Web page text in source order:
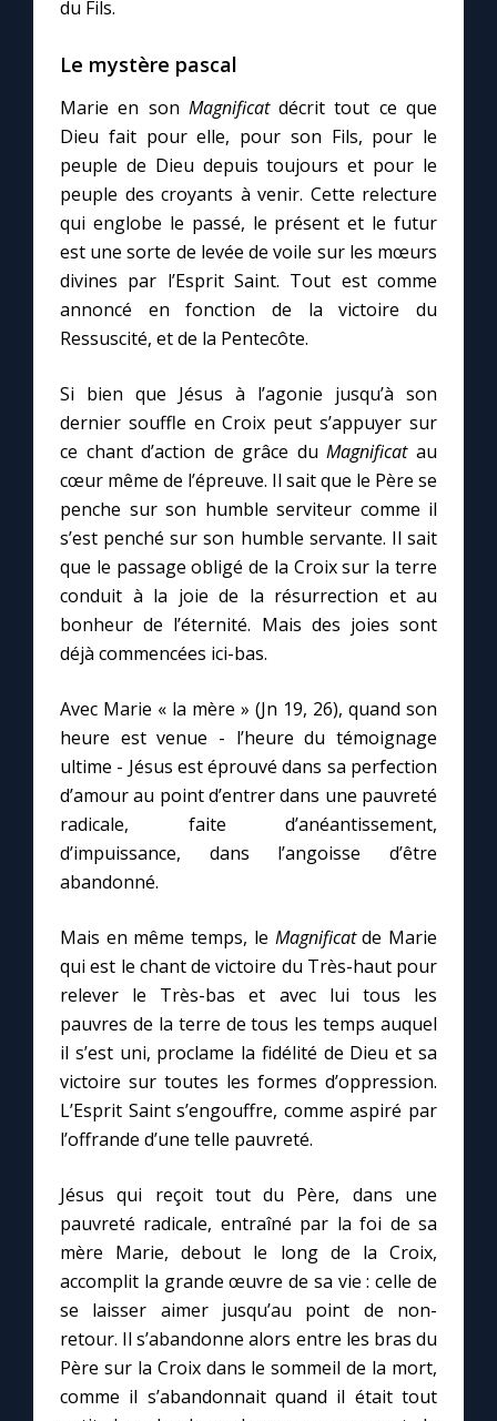
du Fils.
Le mystère pascal
Marie en son Magnificatdécrit tout ce que
Dieu fait pour elle, pour son Fils, pour le
peuple de Dieu depuis toujours et pour le
peuple des croyants à venir. Cette relecture
qui englobe le passé, le présent et le futur
est une sorte de levée de voile sur les mœurs
divines par l’Esprit Saint. Tout est comme
annoncé en fonction de la victoire du
Ressuscité, et de la Pentecôte.
Si bien que Jésus à l’agonie jusqu’à son
dernier souffle en Croix peut s’appuyer sur
ce chant d’action de grâce duMagnificatau
cœur même de l’épreuve. Il sait que le Père se
penche sur son humble serviteur comme il
s’est penché sur son humble servante. Il sait
que le passage obligé de la Croix sur la terre
conduit à la joie de la résurrection et au
bonheur de l’éternité. Mais des joies sont
déjà commencées ici-bas.
Avec Marie « la mère » (Jn 19, 26), quand son
heure est venue - l’heure du témoignage
ultime - Jésus est éprouvé dans sa perfection
d’amour au point d’entrer dans une pauvreté
radicale, faite d’anéantissement,
d’impuissance, dans l’angoisse d’être
abandonné.
Mais en même temps, le Magnificatde Marie
qui est le chant de victoire du Très-haut pour
relever le Très-bas et avec lui tous les
pauvres de la terre de tous les temps auquel
il s’est uni, proclame la fidélité de Dieu et sa
victoire sur toutes les formes d’oppression.
L’Esprit Saint s’engouffre, comme aspiré par
l’offrande d’une telle pauvreté.
Jésus qui reçoit tout du Père, dans une
pauvreté radicale, entraîné par la foi de sa
mère Marie, debout le long de la Croix,
accomplit la grande œuvre de sa vie : celle de
se laisser aimer jusqu’au point de non-
retour. Il s’abandonne alors entre les bras du
Père sur la Croix dans le sommeil de la mort,
comme il s’abandonnait quand il était tout